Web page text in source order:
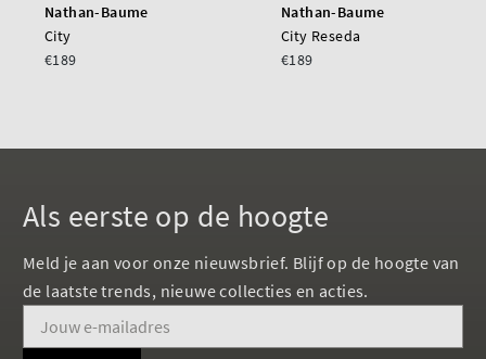
Nathan-Baume
City
€189
Nathan-Baume
City Reseda
€189
Als eerste op de hoogte
Meld je aan voor onze nieuwsbrief. Blijf op de hoogte van
de laatste trends, nieuwe collecties en acties.